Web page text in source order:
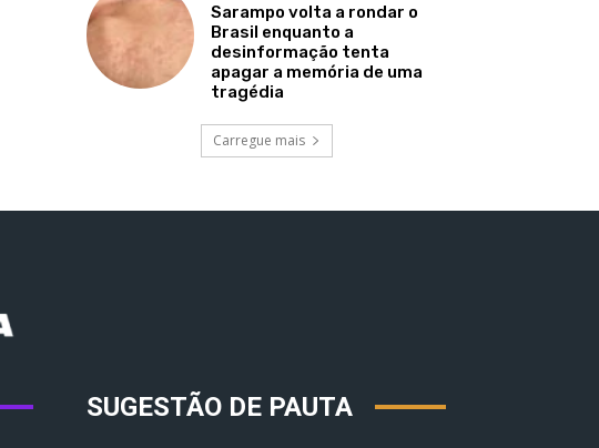
Sarampo volta a rondar o
Brasil enquanto a
desinformação tenta
apagar a memória de uma
tragédia
Carregue mais
SUGESTÃO DE PAUTA